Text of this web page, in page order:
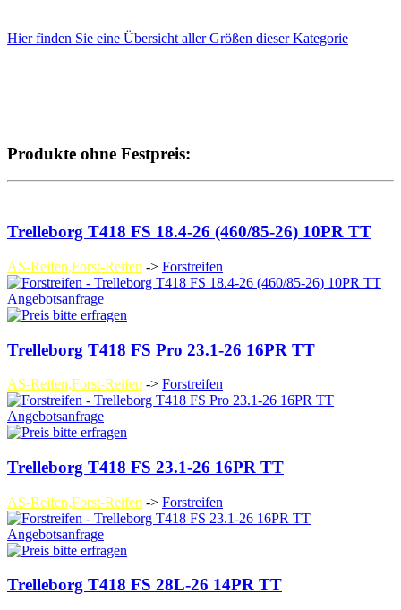
Hier finden Sie eine Übersicht aller Größen dieser Kategorie
Produkte ohne Festpreis:
Trelleborg T418 FS 18.4-26 (460/85-26) 10PR TT
AS-Reifen,Forst-Reifen -> Forstreifen
Angebotsanfrage
Trelleborg T418 FS Pro 23.1-26 16PR TT
AS-Reifen,Forst-Reifen -> Forstreifen
Angebotsanfrage
Trelleborg T418 FS 23.1-26 16PR TT
AS-Reifen,Forst-Reifen -> Forstreifen
Angebotsanfrage
Trelleborg T418 FS 28L-26 14PR TT